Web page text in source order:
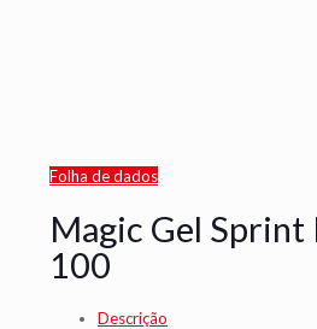
Folha de dados
Magic Gel Sprint
100
Descrição